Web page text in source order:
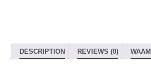
DESCRIPTION REVIEWS (0) WAAM